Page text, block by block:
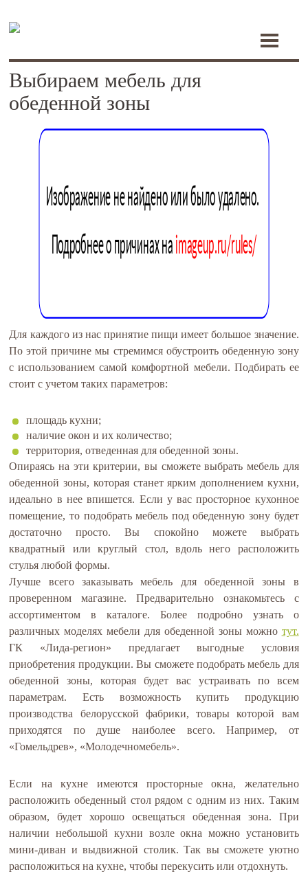
Toggle
Выбираем мебель для
обеденной зоны
Для каждого из нас принятие пищи имеет большое значение.
По этой причине мы стремимся обустроить обеденную зону
с использованием самой комфортной мебели. Подбирать ее
стоит с учетом таких параметров:
площадь кухни;
наличие окон и их количество;
территория, отведенная для обеденной зоны.
Опираясь на эти критерии, вы сможете выбрать мебель для
обеденной зоны, которая станет ярким дополнением кухни,
идеально в нее впишется. Если у вас просторное кухонное
помещение, то подобрать мебель под обеденную зону будет
достаточно просто. Вы спокойно можете выбрать
квадратный или круглый стол, вдоль него расположить
стулья любой формы.
Лучше всего заказывать мебель для обеденной зоны в
проверенном магазине. Предварительно ознакомьтесь с
ассортиментом в каталоге. Более подробно узнать о
различных моделях мебели для обеденной зоны можно тут.
ГК «Лида-регион» предлагает выгодные условия
приобретения продукции. Вы сможете подобрать мебель для
обеденной зоны, которая будет вас устраивать по всем
параметрам. Есть возможность купить продукцию
производства белорусской фабрики, товары которой вам
приходятся по душе наиболее всего. Например, от
«Гомельдрев», «Молодечномебель».
Если на кухне имеются просторные окна, желательно
расположить обеденный стол рядом с одним из них. Таким
образом, будет хорошо освещаться обеденная зона. При
наличии небольшой кухни возле окна можно установить
мини-диван и выдвижной столик. Так вы сможете уютно
расположиться на кухне, чтобы перекусить или отдохнуть.